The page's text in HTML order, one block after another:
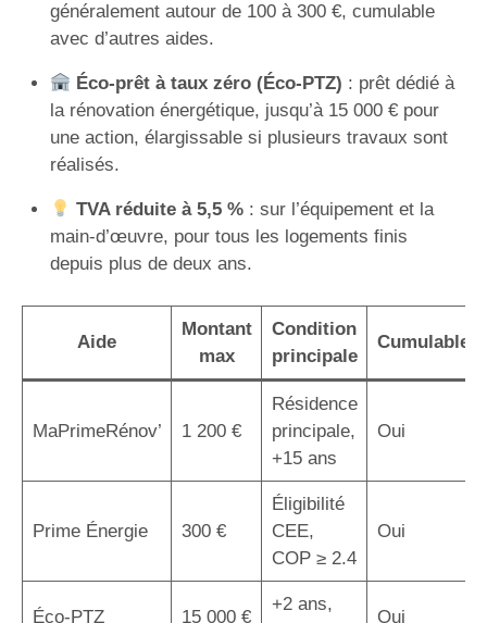
généralement autour de 100 à 300 €, cumulable
avec d’autres aides.
Éco-prêt à taux zéro (Éco-PTZ) : prêt dédié à
la rénovation énergétique, jusqu’à 15 000 € pour
une action, élargissable si plusieurs travaux sont
réalisés.
TVA réduite à 5,5 %: sur l’équipement et la
main-d’œuvre, pour tous les logements finis
depuis plus de deux ans.
Aide
Montant
max
Condition
principale
Cumulable
MaPrimeRénov’ 1 200 €
Résidence
principale,
+15 ans
Oui
Prime Énergie 300 €
Éligibilité
CEE,
COP ≥ 2.4
Oui
Éco-PTZ 15 000 €
+2 ans,
Oui